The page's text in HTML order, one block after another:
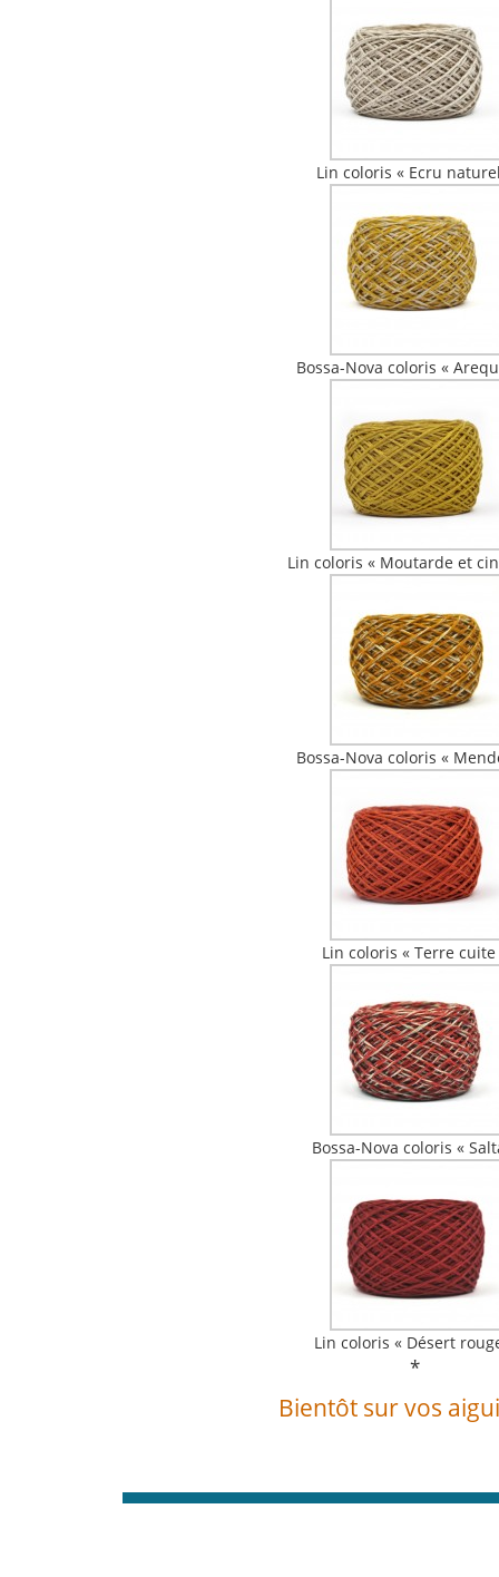
Lin coloris « Ecru
Bossa-Nova coloris «
Lin coloris « Moutarde et
Bossa-Nova coloris «
Lin coloris « Terre cuite
Bossa-Nova coloris «
Lin coloris « Désert
*
Bientôt sur vos